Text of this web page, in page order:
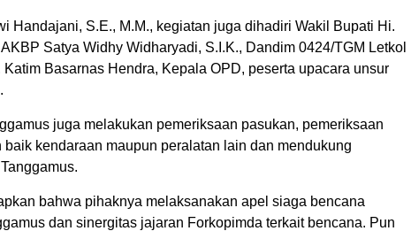
Handajani, S.E., M.M., kegiatan juga dihadiri Wakil Bupati Hi.
Satya Widhy Widharyadi, S.I.K., Dandim 0424/TGM Letkol
Katim Basarnas Hendra, Kepala OPD, peserta upacara unsur
juga melakukan pemeriksaan pasukan, pemeriksaan
kendaraan maupun peralatan lain dan mendukung
bahwa pihaknya melaksanakan apel siaga bencana
dan sinergitas jajaran Forkopimda terkait bencana. Pun